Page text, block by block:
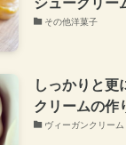
その他洋菓子
しっかりと更
クリームの作
ヴィーガンクリーム